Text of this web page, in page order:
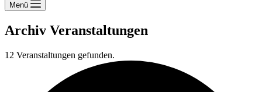
Menü
Archiv Veranstaltungen
12 Veranstaltungen gefunden.